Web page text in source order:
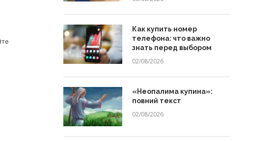
Как купить номер
телефона: что важно
знать перед выбором
02/08/2026
«Неопалима купина»:
повний текст
02/08/2026